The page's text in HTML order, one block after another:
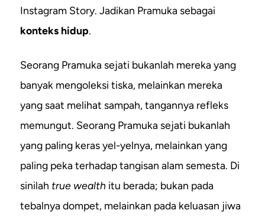
Instagram Story. Jadikan Pramuka sebagai
konteks hidup.
Seorang Pramuka sejati bukanlah mereka yang
banyak mengoleksi tiska, melainkan mereka
yang saat melihat sampah, tangannya refleks
memungut. Seorang Pramuka sejati bukanlah
yang paling keras yel-yelnya, melainkan yang
paling peka terhadap tangisan alam semesta. Di
sinilah true wealth itu berada; bukan pada
tebalnya dompet, melainkan pada keluasan jiwa